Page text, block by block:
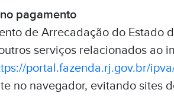
pagamento
de Arrecadação do Estado
serviços relacionados ao
portal.fazenda.rj.gov.br/
no navegador, evitando sites